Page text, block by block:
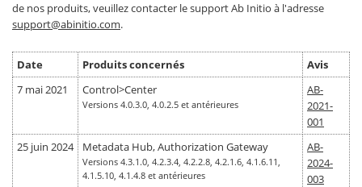
de nos produits, veuillez contacter le support Ab Initio à l'adresse
support@abinitio.com.
Date Produits concernés
Avis
7 mai 2021
Control>Center
Versions 4.0.3.0, 4.0.2.5 et antérieures
AB-
2021-
001
25 juin 2024
Metadata Hub, Authorization Gateway
Versions 4.3.1.0, 4.2.3.4, 4.2.2.8, 4.2.1.6, 4.1.6.11,
4.1.5.10, 4.1.4.8 et antérieures
AB-
2024-
003